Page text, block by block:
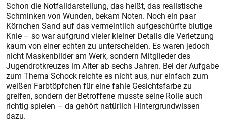
Schon die Notfalldarstellung, das heißt, das realistische
Schminken von Wunden, bekam Noten. Noch ein paar
Körnchen Sand auf das vermeintlich aufgeschürfte blutige
Knie – so war aufgrund vieler kleiner Details die Verletzung
kaum von einer echten zu unterscheiden. Es waren jedoch
nicht Maskenbilder am Werk, sondern Mitglieder des
Jugendrotkreuzes im Alter ab sechs Jahren. Bei der Aufgabe
zum Thema Schock reichte es nicht aus, nur einfach zum
weißen Farbtöpfchen für eine fahle Gesichtsfarbe zu
greifen, sondern der Betroffene musste seine Rolle auch
richtig spielen – da gehört natürlich Hintergrundwissen
dazu.